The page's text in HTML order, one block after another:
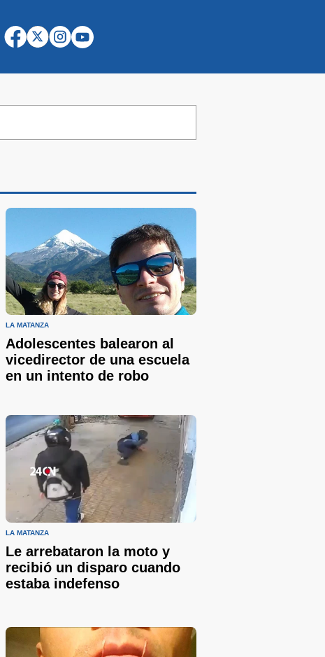
LA MATANZA
Adolescentes balearon al
vicedirector de una escuela
en un intento de robo
LA MATANZA
Le arrebataron la moto y
recibió un disparo cuando
estaba indefenso